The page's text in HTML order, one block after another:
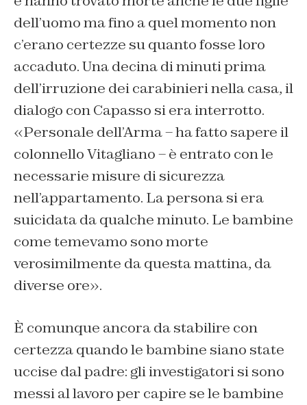
dell’uomo ma fino a quel momento non
c’erano certezze su quanto fosse loro
accaduto. Una decina di minuti prima
dell’irruzione dei carabinieri nella casa, il
dialogo con Capasso si era interrotto.
«Personale dell’Arma – ha fatto sapere il
colonnello Vitagliano – è entrato con le
necessarie misure di sicurezza
nell’appartamento. La persona si era
suicidata da qualche minuto. Le bambine
come temevamo sono morte
verosimilmente da questa mattina, da
diverse ore».
È comunque ancora da stabilire con
certezza quando le bambine siano state
uccise dal padre: gli investigatori si sono
messi al lavoro per capire se le bambine